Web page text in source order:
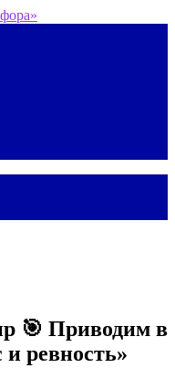
🎯 Приводим в
ревность»